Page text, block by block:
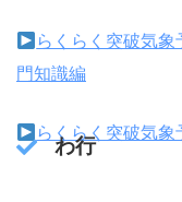
らくらく突破気
門知識編
らくらく突破気
わ行